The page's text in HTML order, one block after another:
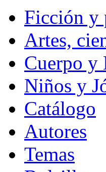
Ficción y
Artes,
Cuerpo y
Niños y
Catálogo
Autores
Temas